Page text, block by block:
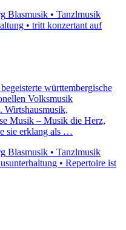
Blasmusik • Tanzlmusik
• tritt konzertant auf
württembergische
Volksmusik
Wirtshausmusik,
Musik – Musik die Herz,
sie erklang als …
Blasmusik • Tanzlmusik
• Repertoire ist